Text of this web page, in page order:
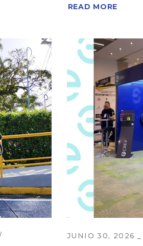
READ MORE
JUNIO 30, 2026